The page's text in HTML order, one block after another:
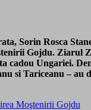
Sorin Rosca
Gojdu. Ziarul
cadou Ungariei.
si Tariceanu – au
Moştenirii Gojdu